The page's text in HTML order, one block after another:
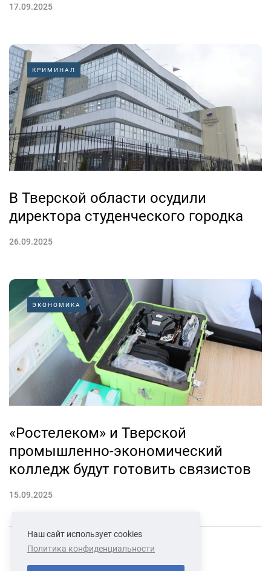
17.09.2025
КРИМИНАЛ
В Тверской области осудили
директора студенческого городка
26.09.2025
ЭКОНОМИКА
«Ростелеком» и Тверской
промышленно-экономический
колледж будут готовить связистов
15.09.2025
СВЯЗАТЬСЯ С НАМИ О НАС
Наш сайт использует cookies
Политика конфиденциальности